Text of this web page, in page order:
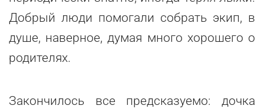
Добрый люди помогали собрать экип, в
душе, наверное, думая много хорошего о
родителях.
Закончилось все предсказуемо: дочка